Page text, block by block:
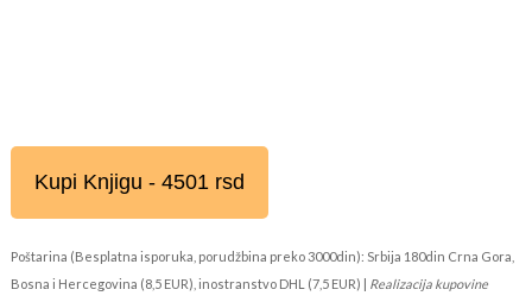
Kupi Knjigu - 4501 rsd
Poštarina (Besplatna isporuka, porudžbina preko 3000din): Srbija 180din Crna Gora,
Bosna i Hercegovina (8,5 EUR), inostranstvo DHL (7,5 EUR) | Realizacija kupovine